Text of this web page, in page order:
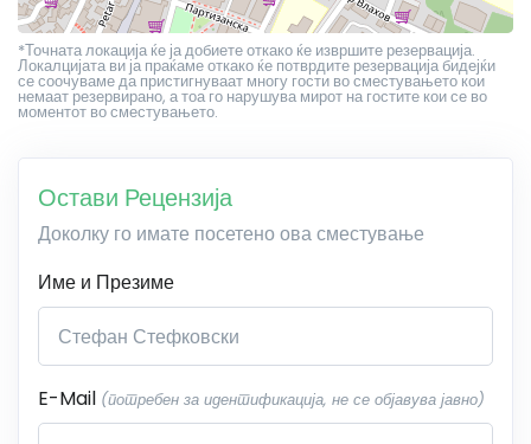
*Точната локација ќе ја добиете откако ќе извршите резервација.
Локалцијата ви ја праќаме откако ќе потврдите резервација бидејќи
се соочуваме да пристигнуваат многу гости во сместувањето кои
немаат резервирано, а тоа го нарушува мирот на гостите кои се во
моментот во сместувањето.
Остави Рецензија
Доколку го имате посетено ова сместување
Име и Презиме
E-Mail (потребен за идентификација, не се објавува јавно)